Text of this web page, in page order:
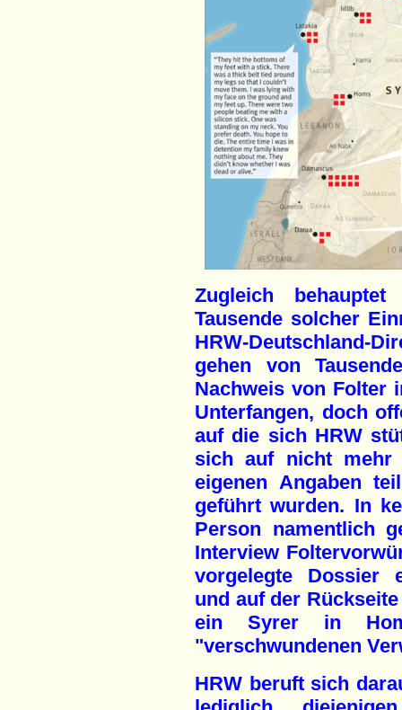
Zugleich
Tausende solcher
HRW-Deutschland-
gehen von
Nachweis von Folter
Unterfangen, doch
auf die sich HRW
sich auf nicht mehr
eigenen Angaben
geführt wurden. In
Person namentlich
Interview
vorgelegte Dossier
und auf der
ein Syrer in
"verschwundenen
HRW beruft sich